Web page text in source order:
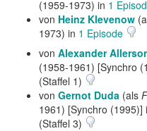
(1959-1973) in 1
von Heinz Klevenow
1973) in 1 Episode
von Alexander
(1958-1961) [Synchro
(Staffel 1)
von Gernot Duda (als
1961) [Synchro (1995)]
(Staffel 3)